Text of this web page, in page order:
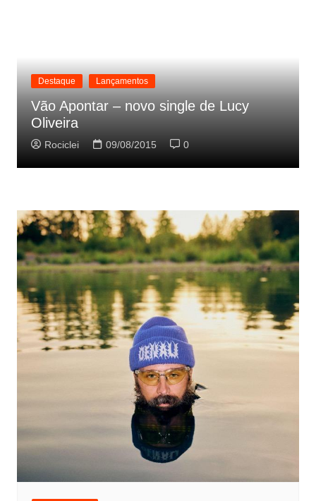
Destaque Lançamentos
Vão Apontar – novo single de Lucy
Oliveira
Rociclei 09/08/2015 0